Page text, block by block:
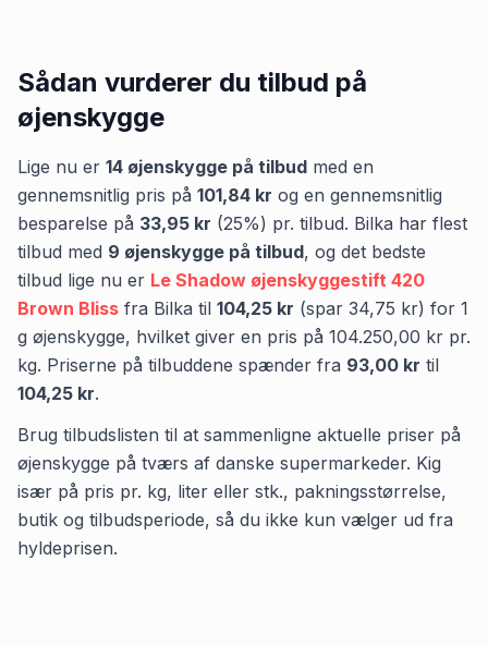
Sådan vurderer du tilbud på
øjenskygge
Lige nu er 14 øjenskygge på tilbud med en
gennemsnitlig pris på 101,84 kr og en gennemsnitlig
besparelse på 33,95 kr (25%) pr. tilbud. Bilka har flest
tilbud med 9 øjenskygge på tilbud, og det bedste
tilbud lige nu er Le Shadow øjenskyggestift 420
Brown Bliss fra Bilka til 104,25 kr (spar 34,75 kr) for 1
g øjenskygge, hvilket giver en pris på 104.250,00 kr pr.
kg. Priserne på tilbuddene spænder fra 93,00 kr til
104,25 kr.
Brug tilbudslisten til at sammenligne aktuelle priser på
øjenskygge på tværs af danske supermarkeder. Kig
især på pris pr. kg, liter eller stk., pakningsstørrelse,
butik og tilbudsperiode, så du ikke kun vælger ud fra
hyldeprisen.